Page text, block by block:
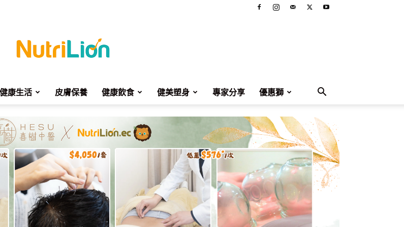
營
健康生活 皮膚保養 健康飲食 健美塑身 專家分享 優惠獅